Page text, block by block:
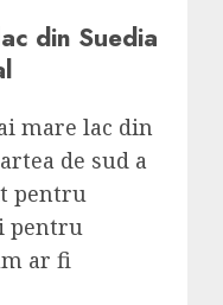
din Suedia
mare lac din
de sud a
pentru
pentru
ar fi